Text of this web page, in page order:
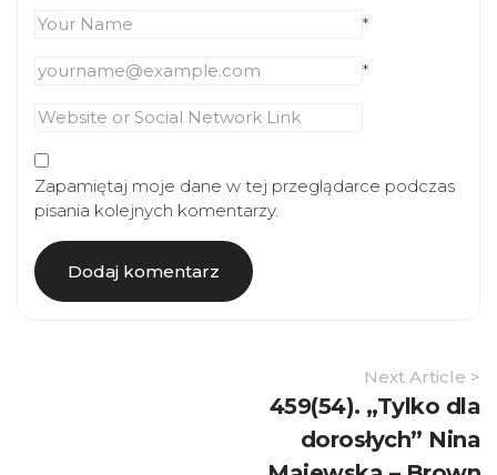
*
*
Zapamiętaj moje dane w tej przeglądarce podczas
pisania kolejnych komentarzy.
Next Article >
459(54). „Tylko dla
dorosłych” Nina